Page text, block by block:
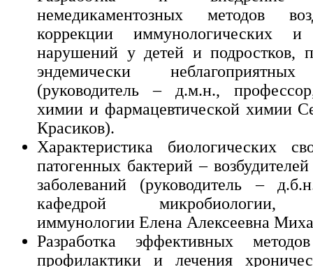
немедикаментозных методов
коррекции иммунологических и
нарушений у детей и подростков,
эндемически
(руководитель – д.м.н.,
химии и фармацевтической химии
Красиков).
Характеристика биологических
патогенных бактерий –
заболеваний (руководитель –
кафедрой микробиологии,
иммунологии Елена Алексеевна
Разработка эффективных
профилактики и лечения